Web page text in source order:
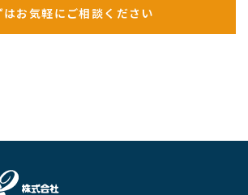
はお気軽にご相談ください